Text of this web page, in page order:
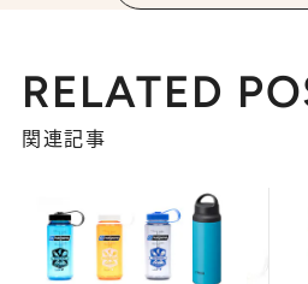
RELATED
関連記事